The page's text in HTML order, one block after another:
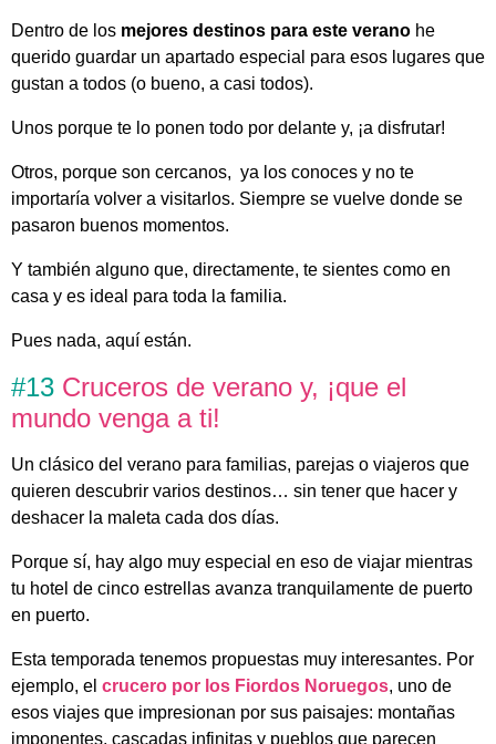
Dentro de los mejores destinos para este verano he
querido guardar un apartado especial para esos lugares que
gustan a todos (o bueno, a casi todos).
Unos porque te lo ponen todo por delante y, ¡a disfrutar!
Otros, porque son cercanos, ya los conoces y no te
importaría volver a visitarlos. Siempre se vuelve donde se
pasaron buenos momentos.
Y también alguno que, directamente, te sientes como en
casa y es ideal para toda la familia.
Pues nada, aquí están.
#13 Cruceros de verano y, ¡que el
mundo venga a ti!
Un clásico del verano para familias, parejas o viajeros que
quieren descubrir varios destinos… sin tener que hacer y
deshacer la maleta cada dos días.
Porque sí, hay algo muy especial en eso de viajar mientras
tu hotel de cinco estrellas avanza tranquilamente de puerto
en puerto.
Esta temporada tenemos propuestas muy interesantes. Por
ejemplo, el crucero por los Fiordos Noruegos, uno de
esos viajes que impresionan por sus paisajes: montañas
imponentes, cascadas infinitas y pueblos que parecen